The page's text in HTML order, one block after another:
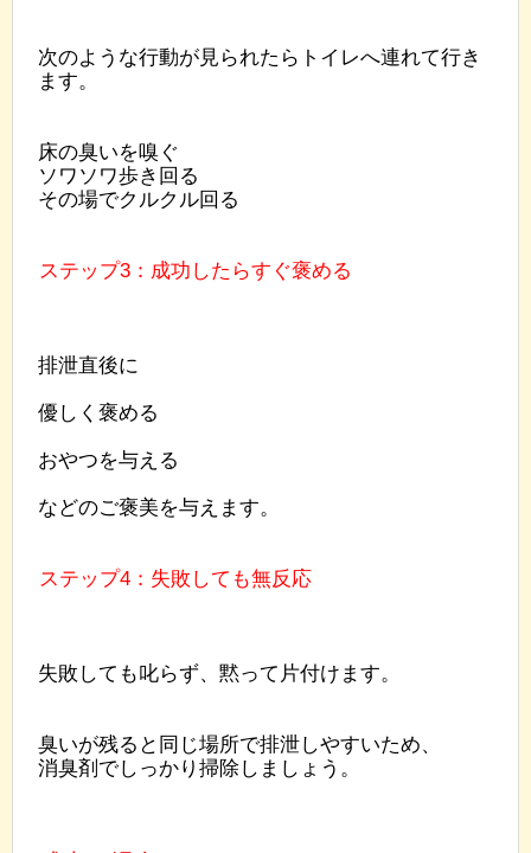
次のような行動が見られたらトイレへ連れて行き
ます。
床の臭いを嗅ぐ
ソワソワ歩き回る
その場でクルクル回る
ステップ3：成功したらすぐ褒める
排泄直後に
優しく褒める
おやつを与える
などのご褒美を与えます。
ステップ4：失敗しても無反応
失敗しても叱らず、黙って片付けます。
臭いが残ると同じ場所で排泄しやすいため、
消臭剤でしっかり掃除しましょう。